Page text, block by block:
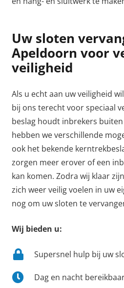
Uw sloten
Apeldoorn voor
veiligheid
Als u echt aan uw veiligheid
bij ons terecht voor speciaal
beslag houdt inbrekers
hebben we verschillende
ook het bekende
zorgen meer erover of een
kan komen. Zodra wij klaar
zich weer veilig voelen in uw
nog om uw sloten te
Wij bieden u:
Supersnel hulp bij uw
Dag en nacht